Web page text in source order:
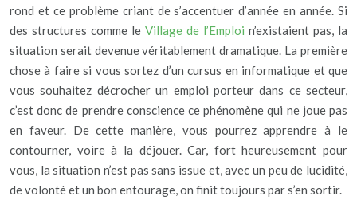
rond et ce problème criant de s’accentuer d’année en année. Si
des structures comme le Village de l’Emploi n’existaient pas, la
situation serait devenue véritablement dramatique. La première
chose à faire si vous sortez d’un cursus en informatique et que
vous souhaitez décrocher un emploi porteur dans ce secteur,
c’est donc de prendre conscience ce phénomène qui ne joue pas
en faveur. De cette manière, vous pourrez apprendre à le
contourner, voire à la déjouer. Car, fort heureusement pour
vous, la situation n’est pas sans issue et, avec un peu de lucidité,
de volonté et un bon entourage, on finit toujours par s’en sortir.